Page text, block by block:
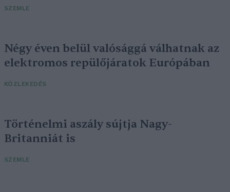
SZEMLE
Négy éven belül valósággá válhatnak az
elektromos repülőjáratok Európában
KÖZLEKEDÉS
Történelmi aszály sújtja Nagy-
Britanniát is
SZEMLE